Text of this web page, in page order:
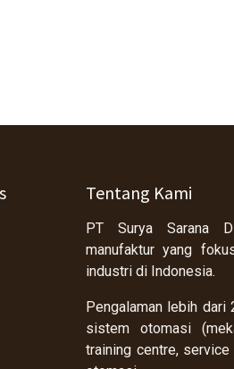
Tentang Kami
PT Surya Sarana
manufaktur yang
industri di Indonesia.
Pengalaman lebih
sistem otomasi
training centre,